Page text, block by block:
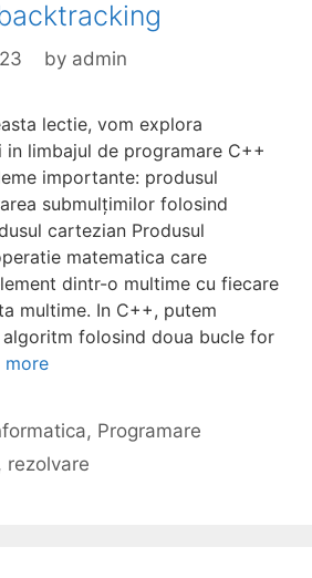
by admin
lectie, vom explora
limbajul de programare C++
importante: produsul
submulțimilor folosind
cartezian Produsul
matematica care
dintr-o multime cu fiecare
multime. In C++, putem
folosind doua bucle for
more
, Programare
, rezolvare